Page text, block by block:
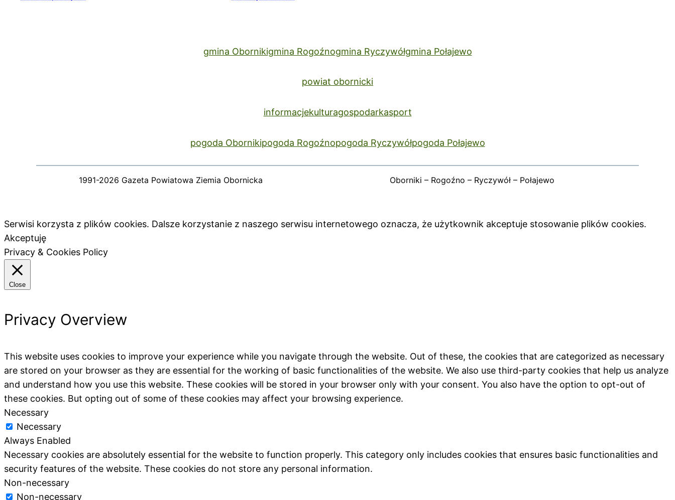
gmina Obornikigmina Rogoźnogmina Ryczywółgmina Połajewo
powiat obornicki
informacjekulturagospodarkasport
pogoda Obornikipogoda Rogoźnopogoda Ryczywółpogoda Połajewo
1991-2026 Gazeta Powiatowa Ziemia Obornicka Oborniki – Rogoźno – Ryczywół – Połajewo
Serwisi korzysta z plików cookies. Dalsze korzystanie z naszego serwisu internetowego oznacza, że użytkownik akceptuje stosowanie plików cookies.
Akceptuję
Privacy & Cookies Policy
Close
Privacy Overview
This website uses cookies to improve your experience while you navigate through the website. Out of these, the cookies that are categorized as necessary
are stored on your browser as they are essential for the working of basic functionalities of the website. We also use third-party cookies that help us analyze
and understand how you use this website. These cookies will be stored in your browser only with your consent. You also have the option to opt-out of
these cookies. But opting out of some of these cookies may affect your browsing experience.
Necessary
Necessary
Always Enabled
Necessary cookies are absolutely essential for the website to function properly. This category only includes cookies that ensures basic functionalities and
security features of the website. These cookies do not store any personal information.
Non-necessary
Non-necessary